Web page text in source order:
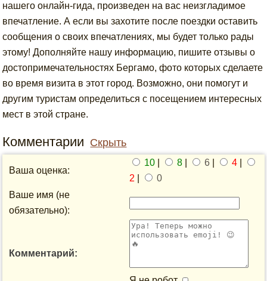
нашего онлайн-гида, произведен на вас неизгладимое
впечатление. А если вы захотите после поездки оставить
сообщения о своих впечатлениях, мы будет только рады
этому! Дополняйте нашу информацию, пишите отзывы о
достопримечательностях Бергамо, фото которых сделаете
во время визита в этот город. Возможно, они помогут и
другим туристам определиться с посещением интересных
мест в этой стране.
Комментарии Скрыть
Ваша оценка:
10 8 6 4
2
0
Ваше имя (не
обязательно):
Комментарий: